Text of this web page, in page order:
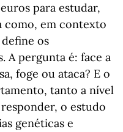
para estudar,
como, em contexto
os
A pergunta é: face a
foge ou ataca? E o
tanto a nível
o estudo
genéticas e